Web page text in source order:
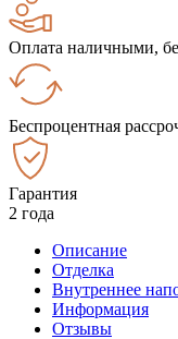
Оплата наличными,
Беспроцентная
Гарантия
2 года
Описание
Отделка
Внутреннее
Информация
Отзывы